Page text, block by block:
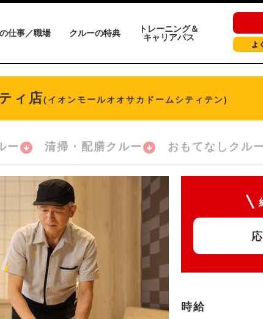
仕事／職場 クルーの特典
トレーニング＆
キャリアパス
よ
ィ店(イオンモールオオサカドームシティテン)
ー 清掃・配膳クルー おもてなしクルー
時給